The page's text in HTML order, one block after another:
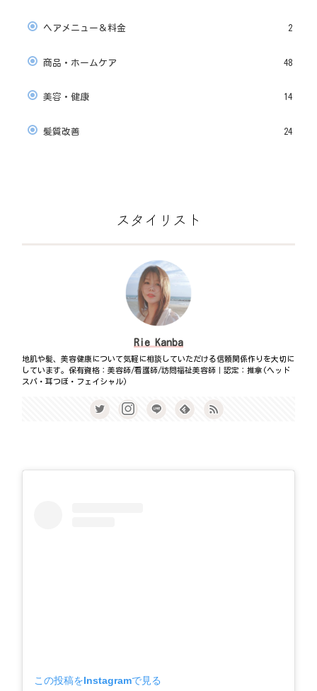
ヘアメニュー＆料金 2
商品・ホームケア 48
美容・健康 14
髪質改善 24
スタイリスト
Rie Kanba
地肌や髪、美容健康について気軽に相談していただける信頼関係作りを大切に
しています。保有資格：美容師/看護師/訪問福祉美容師｜認定：推拿(ヘッド
スパ・耳つぼ・フェイシャル)
この投稿をInstagramで見る